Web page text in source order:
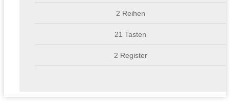
2 Reihen
21 Tasten
2 Register